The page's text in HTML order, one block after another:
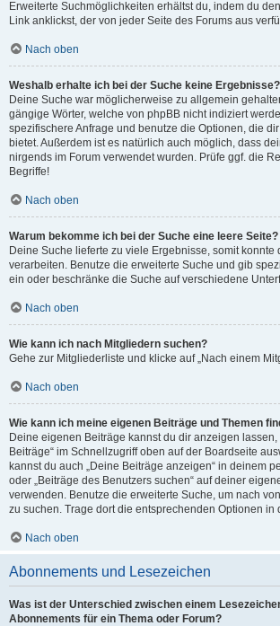
Erweiterte Suchmöglichkeiten erhältst du, indem du
Link anklickst, der von jeder Seite des Forums aus
Nach oben
Weshalb erhalte ich bei der Suche keine Ergebnisse?
Deine Suche war möglicherweise zu allgemein
gängige Wörter, welche von phpBB nicht indiziert
spezifischere Anfrage und benutze die Optionen, die
bietet. Außerdem ist es natürlich auch möglich, dass
nirgends im Forum verwendet wurden. Prüfe ggf. die
Begriffe!
Nach oben
Warum bekomme ich bei der Suche eine leere Seite?
Deine Suche lieferte zu viele Ergebnisse, somit konnte
verarbeiten. Benutze die erweiterte Suche und gib
ein oder beschränke die Suche auf verschiedene
Nach oben
Wie kann ich nach Mitgliedern suchen?
Gehe zur Mitgliederliste und klicke auf „Nach einem
Nach oben
Wie kann ich meine eigenen Beiträge und Themen
Deine eigenen Beiträge kannst du dir anzeigen lassen,
Beiträge“ im Schnellzugriff oben auf der Boardseite
kannst du auch „Deine Beiträge anzeigen“ in deinem
oder „Beiträge des Benutzers suchen“ auf deiner
verwenden. Benutze die erweiterte Suche, um nach
zu suchen. Trage dort die entsprechenden Optionen in
Nach oben
Abonnements und Lesezeichen
Was ist der Unterschied zwischen einem
Abonnements für ein Thema oder Forum?